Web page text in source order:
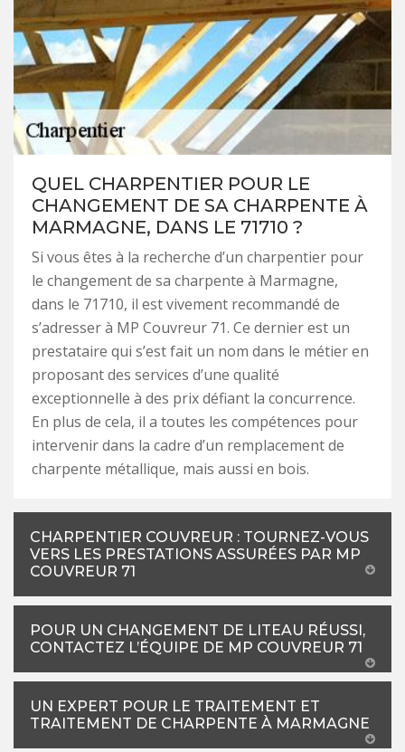
QUEL CHARPENTIER POUR LE
CHANGEMENT DE SA CHARPENTE À
MARMAGNE, DANS LE 71710 ?
Si vous êtes à la recherche d’un charpentier pour
le changement de sa charpente à Marmagne,
dans le 71710, il est vivement recommandé de
s’adresser à MP Couvreur 71. Ce dernier est un
prestataire qui s’est fait un nom dans le métier en
proposant des services d’une qualité
exceptionnelle à des prix défiant la concurrence.
En plus de cela, il a toutes les compétences pour
intervenir dans la cadre d’un remplacement de
charpente métallique, mais aussi en bois.
CHARPENTIER COUVREUR : TOURNEZ-VOUS
VERS LES PRESTATIONS ASSURÉES PAR MP
COUVREUR 71
POUR UN CHANGEMENT DE LITEAU RÉUSSI,
CONTACTEZ L’ÉQUIPE DE MP COUVREUR 71
UN EXPERT POUR LE TRAITEMENT ET
TRAITEMENT DE CHARPENTE À MARMAGNE